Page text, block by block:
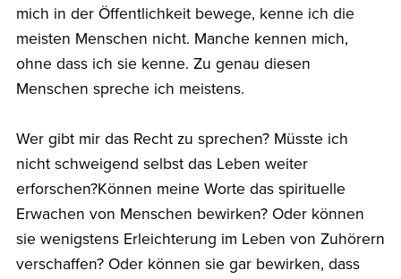
mich in der Öffentlichkeit bewege, kenne ich die
meisten Menschen nicht. Manche kennen mich,
ohne dass ich sie kenne. Zu genau diesen
Menschen spreche ich meistens.
Wer gibt mir das Recht zu sprechen? Müsste ich
nicht schweigend selbst das Leben weiter
erforschen?Können meine Worte das spirituelle
Erwachen von Menschen bewirken? Oder können
sie wenigstens Erleichterung im Leben von Zuhörern
verschaffen? Oder können sie gar bewirken, dass